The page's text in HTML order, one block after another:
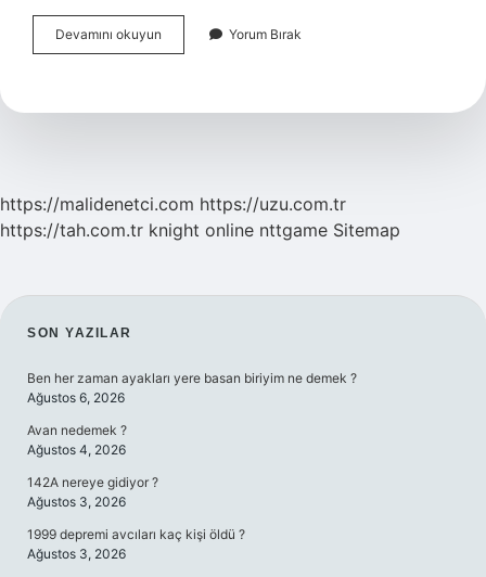
Devamını okuyun Program
Yazilim
Yorum Bırak
https://malidenetci.com https://uzu.com.tr
https://tah.com.tr knight online nttgame Sitemap
SIDEBAR
SON YAZILAR
Ben her zaman ayakları yere basan biriyim ne demek ?
Ağustos 6, 2026
Avan nedemek ?
Ağustos 4, 2026
142A nereye gidiyor ?
Ağustos 3, 2026
1999 depremi avcıları kaç kişi öldü ?
Ağustos 3, 2026